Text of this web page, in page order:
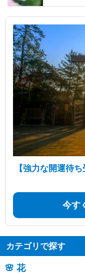
【強力な開運待
今す
カテゴリで探す
🌸 花